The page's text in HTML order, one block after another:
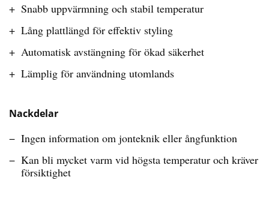
Snabb uppvärmning och stabil temperatur
Lång plattlängd för effektiv styling
Automatisk avstängning för ökad säkerhet
Lämplig för användning utomlands
Nackdelar
Ingen information om jonteknik eller ångfunktion
Kan bli mycket varm vid högsta temperatur och kräver
försiktighet